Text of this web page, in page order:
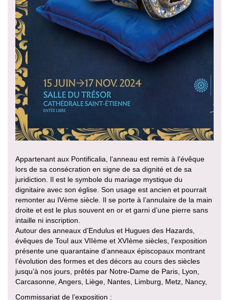
Appartenant aux Pontificalia, l’anneau est remis à l’évêque
lors de sa consécration en signe de sa dignité et de sa
juridiction. Il est le symbole du mariage mystique du
dignitaire avec son église. Son usage est ancien et pourrait
remonter au IVème siècle. Il se porte à l’annulaire de la main
droite et est le plus souvent en or et garni d’une pierre sans
intaille ni inscription.
Autour des anneaux d’Endulus et Hugues des Hazards,
évêques de Toul aux VIIème et XVIème siècles, l’exposition
présente une quarantaine d’anneaux épiscopaux montrant
l’évolution des formes et des décors au cours des siècles
jusqu’à nos jours, prêtés par Notre-Dame de Paris, Lyon,
Carcasonne, Angers, Liège, Nantes, Limburg, Metz, Nancy,
Commissariat de l’exposition :